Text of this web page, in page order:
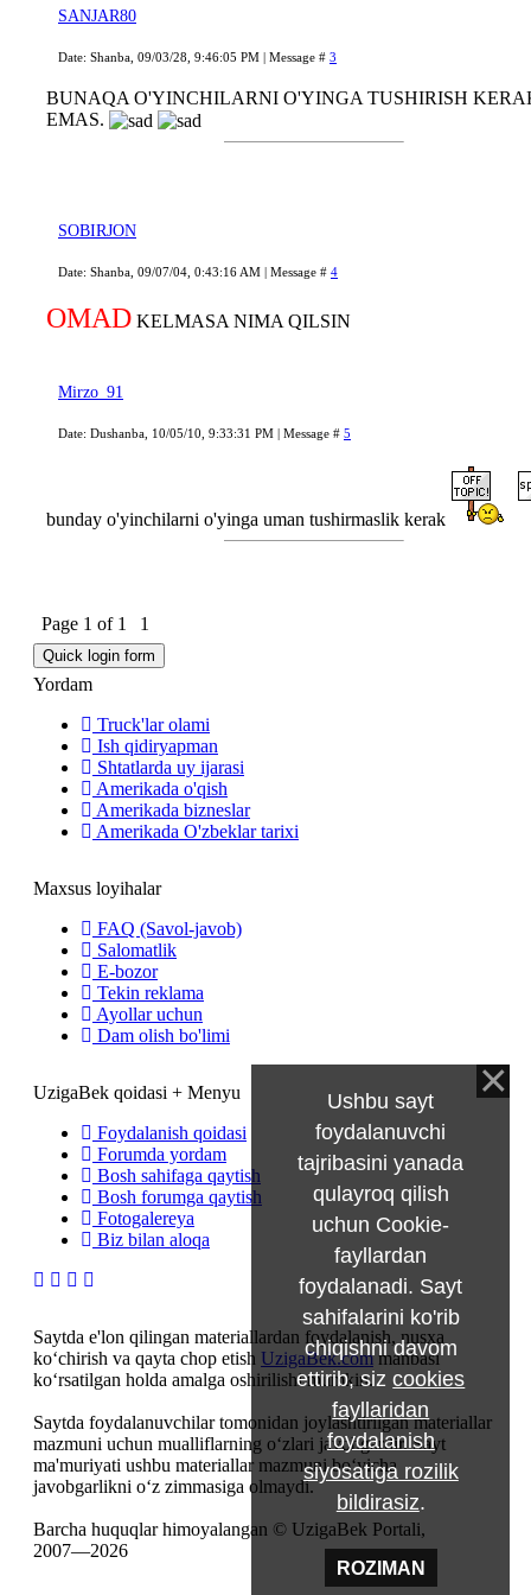
SANJAR80
Date: Shanba, 09/03/28, 9:46:05 PM | Message # 3
BUNAQA O'YINCHILARNI O'YINGA TUSHIRISH
EMAS.
SOBIRJON
Date: Shanba, 09/07/04, 0:43:16 AM | Message # 4
OMAD KELMASA NIMA QILSIN
Mirzo_91
Date: Dushanba, 10/05/10, 9:33:31 PM | Message # 5
bunday o'yinchilarni o'yinga uman tushirmaslik kerak
Page 1 of 1 1
Yordam
Truck'lar olami
Ish qidiryapman
Shtatlarda uy ijarasi
Amerikada o'qish
Amerikada bizneslar
Amerikada O'zbeklar tarixi
Maxsus loyihalar
FAQ (Savol-javob)
Salomatlik
E-bozor
Tekin reklama
Ayollar uchun
Dam olish bo'limi
UzigaBek qoidasi + Menyu
Foydalanish qoidasi
Forumda yordam
Bosh sahifaga qaytish
Bosh forumga qaytish
Fotogalereya
Biz bilan aloqa
Saytda e'lon qilingan materiallardan foydalanish, nusxa
ko‘chirish va qayta chop etish UzigaBek.commanbasi
ko‘rsatilgan holda amalga oshirilishi mumkin.
Saytda foydalanuvchilar tomonidan joylashtirilgan materiallar
mazmuni uchun mualliflarning o‘zlari javobgardir. Sayt
ma'muriyati ushbu materiallar mazmuni bo‘yicha
javobgarlikni o‘z zimmasiga olmaydi.
Barcha huquqlar himoyalangan © UzigaBek Portali,
2007—2026
Ushbu sayt
foydalanuvchi
tajribasini yanada
qulayroq qilish
uchun Cookie-
fayllardan
foydalanadi. Sayt
sahifalarini ko'rib
chiqishni davom
ettirib, sizcookies
fayllaridan
foydalanish
siyosatiga rozilik
bildirasiz.
ROZIMAN